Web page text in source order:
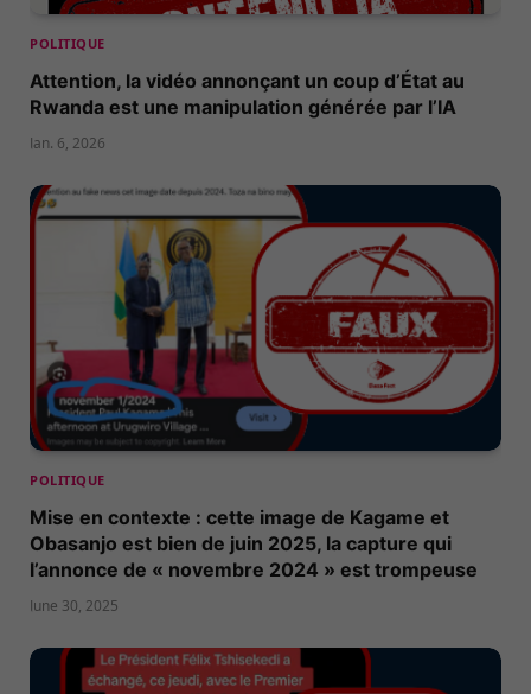
POLITIQUE
Attention, la vidéo annonçant un coup d’État au
Rwanda est une manipulation générée par l’IA
Jan. 6, 2026
POLITIQUE
Mise en contexte : cette image de Kagame et
Obasanjo est bien de juin 2025, la capture qui
l’annonce de « novembre 2024 » est trompeuse
June 30, 2025